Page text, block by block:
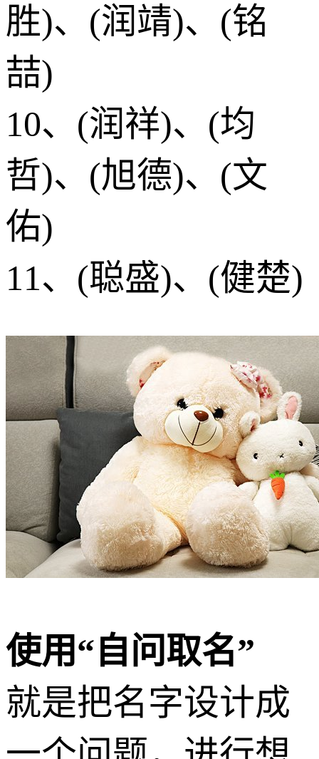
胜)、(润靖)、(铭
喆)
10、(润祥)、(均
哲)、(旭德)、(文
佑)
11、(聪盛)、(健楚)
使用“自问取名”
就是把名字设计成